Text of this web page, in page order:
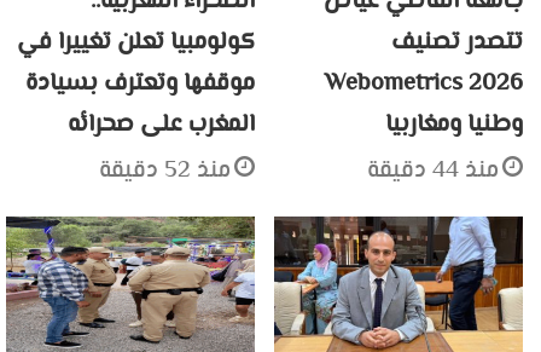
تتصدر تصنيف
Webometrics 2026
وطنيا ومغاربيا
منذ 44 دقيقة
كولومبيا تعلن تغييرا في
موقفها وتعترف بسيادة
المغرب على صحرائه
منذ 52 دقيقة